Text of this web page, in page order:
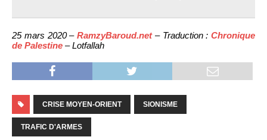
25 mars 2020 – RamzyBaroud.net– Traduction : Chronique
de Palestine – Lotfallah
CRISE MOYEN-ORIENT SIONISME
TRAFIC D'ARMES